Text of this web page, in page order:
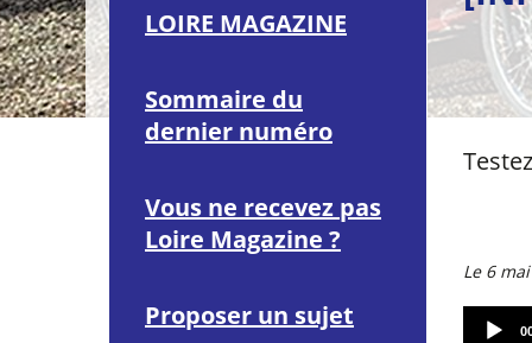
LOIRE MAGAZINE
Sommaire du
dernier numéro
Vous ne recevez pas
Loire Magazine ?
Proposer un sujet
Le 6